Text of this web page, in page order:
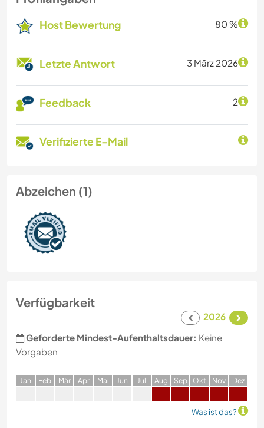
Host Bewertung 80 %
Letzte Antwort 3 März 2026
Feedback 2
Verifizierte E-Mail
Abzeichen (1)
Verfügbarkeit
2026
Geforderte Mindest-Aufenthaltsdauer: Keine
Vorgaben
Jan Feb Mär Apr Mai Jun Jul Aug Sep Okt Nov Dez
Was ist das?